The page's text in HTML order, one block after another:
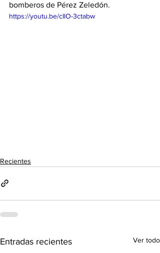
bomberos de Pérez Zeledón.
https://youtu.be/cIlO-3ctabw
Recientes
Entradas recientes Ver todo